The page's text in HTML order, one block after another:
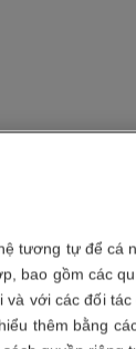
tương tự để cá
bao gồm các
với các đối
thêm bằng